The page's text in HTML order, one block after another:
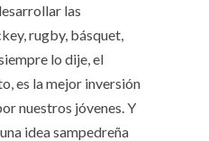
las
rugby, básquet,
lo dije, el
es la mejor inversión
nuestros jóvenes. Y
idea sampedreña